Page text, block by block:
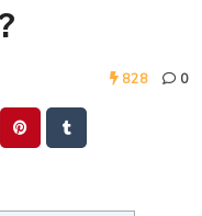
828 0